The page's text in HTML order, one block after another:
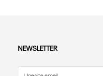
NEWSLETTER